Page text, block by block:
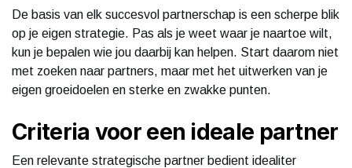
De basis van elk succesvol partnerschap is een scherpe blik
op je eigen strategie. Pas als je weet waar je naartoe wilt,
kun je bepalen wie jou daarbij kan helpen. Start daarom niet
met zoeken naar partners, maar met het uitwerken van je
eigen groeidoelen en sterke en zwakke punten.
Criteria voor een ideale partner
Een relevante strategische partner bedient idealiter